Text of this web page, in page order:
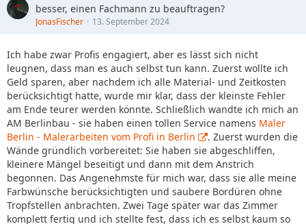
besser, einen Fachmann zu beauftragen?
JonasFischer 13. September 2024
Ich habe zwar Profis engagiert, aber es lässt sich nicht
leugnen, dass man es auch selbst tun kann. Zuerst wollte ich
Geld sparen, aber nachdem ich alle Material- und Zeitkosten
berücksichtigt hatte, wurde mir klar, dass der kleinste Fehler
am Ende teurer werden könnte. Schließlich wandte ich mich an
AM Berlinbau - sie haben einen tollen Service namens Maler
Berlin - Malerarbeiten vom Profi in Berlin
. Zuerst wurden die
Wände gründlich vorbereitet: Sie haben sie abgeschliffen,
kleinere Mängel beseitigt und dann mit dem Anstrich
begonnen. Das Angenehmste für mich war, dass sie alle meine
Farbwünsche berücksichtigten und saubere Bordüren ohne
Tropfstellen anbrachten. Zwei Tage später war das Zimmer
komplett fertig und ich stellte fest, dass ich es selbst kaum so